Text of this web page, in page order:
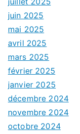
juin 2025
mai 2025
avril 2025
mars 2025
février 2025
janvier 2025
décembre 2024
novembre 2024
octobre 2024